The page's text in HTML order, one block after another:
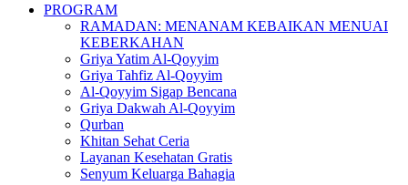
PROGRAM
RAMADAN: MENANAM KEBAIKAN MENUAI
KEBERKAHAN
Griya Yatim Al-Qoyyim
Griya Tahfiz Al-Qoyyim
Al-Qoyyim Sigap Bencana
Griya Dakwah Al-Qoyyim
Qurban
Khitan Sehat Ceria
Layanan Kesehatan Gratis
Senyum Keluarga Bahagia